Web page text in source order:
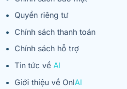
Quyền riêng tư
Chính sách thanh toán
Chính sách hỗ trợ
Tin tức vềAI
Giới thiệu về OnlAI